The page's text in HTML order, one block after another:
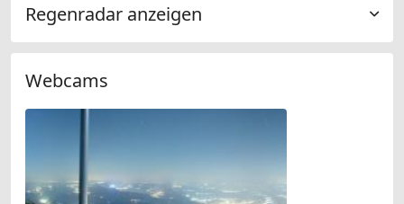
Regenradar anzeigen
Webcams